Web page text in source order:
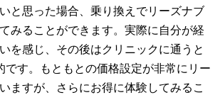
と思った場合、乗り換えでリーズナブ
みることができます。実際に自分が経
を感じ、その後はクリニックに通うと
です。もともとの価格設定が非常にリー
ますが、さらにお得に体験してみるこ